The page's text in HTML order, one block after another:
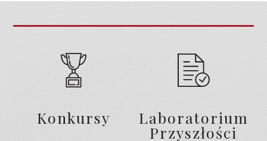
Konkursy Laboratorium
Przyszłości